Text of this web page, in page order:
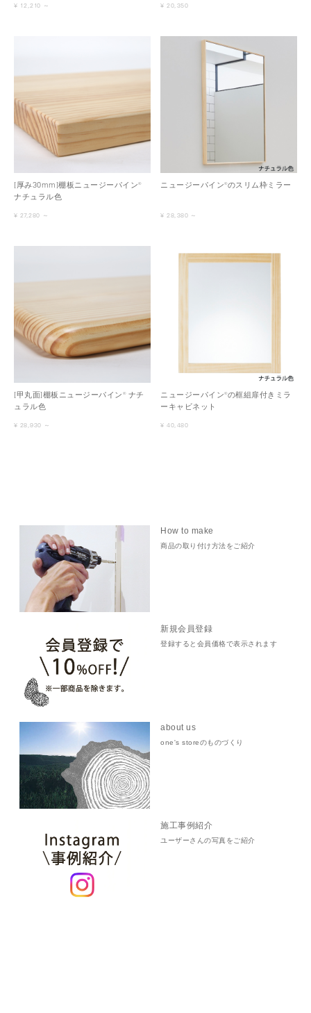
¥ 12,210 ～ ¥ 20,350
[厚み30mm]棚板ニュージーパイン®
ナチュラル色
¥ 27,280 ～
ニュージーパイン®のスリム枠ミラー
¥ 28,380 ～
[甲丸面]棚板ニュージーパイン® ナチ
ュラル色
¥ 28,930 ～
ニュージーパイン®の框組扉付きミラ
ーキャビネット
¥ 40,480
How to make
商品の取り付け方法をご紹介
新規会員登録
登録すると会員価格で表示されます
about us
one's storeのものづくり
施工事例紹介
ユーザーさんの写真をご紹介